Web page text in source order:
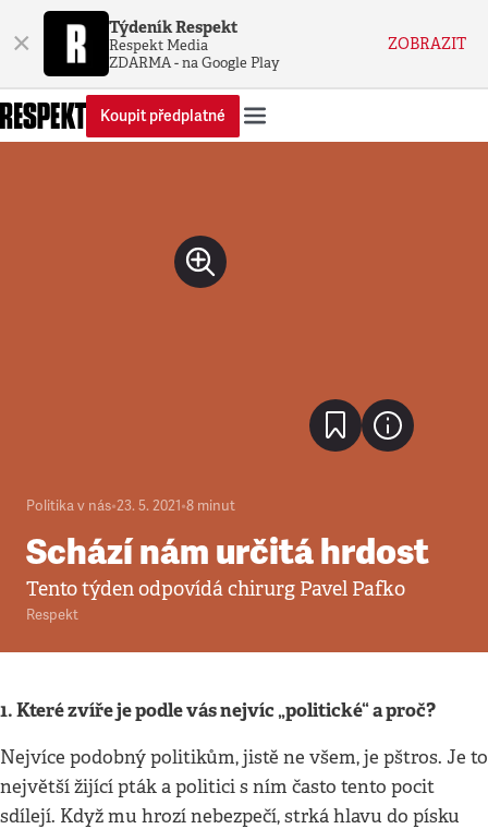
× Týdeník Respekt
Respekt Media
ZDARMA - na Google Play
ZOBRAZIT
Koupit předplatné
Politika v nás•23. 5. 2021•8 minut
Schází nám určitá hrdost
Tento týden odpovídá chirurg Pavel Pafko
Respekt
1. Které zvíře je podle vás nejvíc „politické“ a proč?
Nejvíce podobný politikům, jistě ne všem, je pštros. Je to
největší žijící pták a politici s ním často tento pocit
sdílejí. Když mu hrozí nebezpečí, strká hlavu do písku